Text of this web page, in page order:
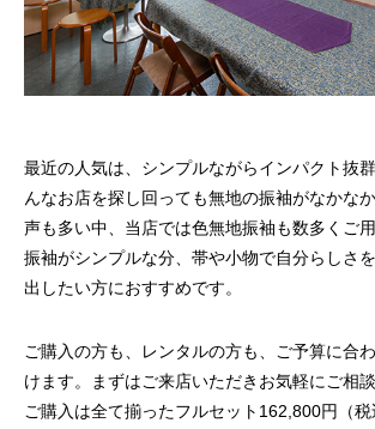
最近の人気は、シンプルながらインパクト抜
んなお店を探し回っても無地の振袖がなかな
声も多い中、当店では色無地振袖も数多くご
振袖がシンプルな分、帯や小物で自分らしさ
出したい方におすすめです。
ご購入の方も、レンタルの方も、ご予算に合
けます。まずはご来店いただきお気軽にご相談
ご購入は全て揃ったフルセット162,800円（